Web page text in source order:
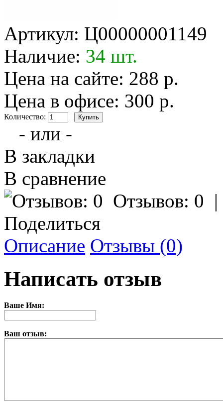
Артикул: Ц00000001149
Наличие: 34 шт.
Цена на сайте: 288 р.
Цена в офисе: 300 р.
Количество:
- или -
В закладки
В сравнение
Отзывов: 0
Поделиться
Описание Отзывы (0)
Написать отзыв
Ваше Имя:
Ваш отзыв: